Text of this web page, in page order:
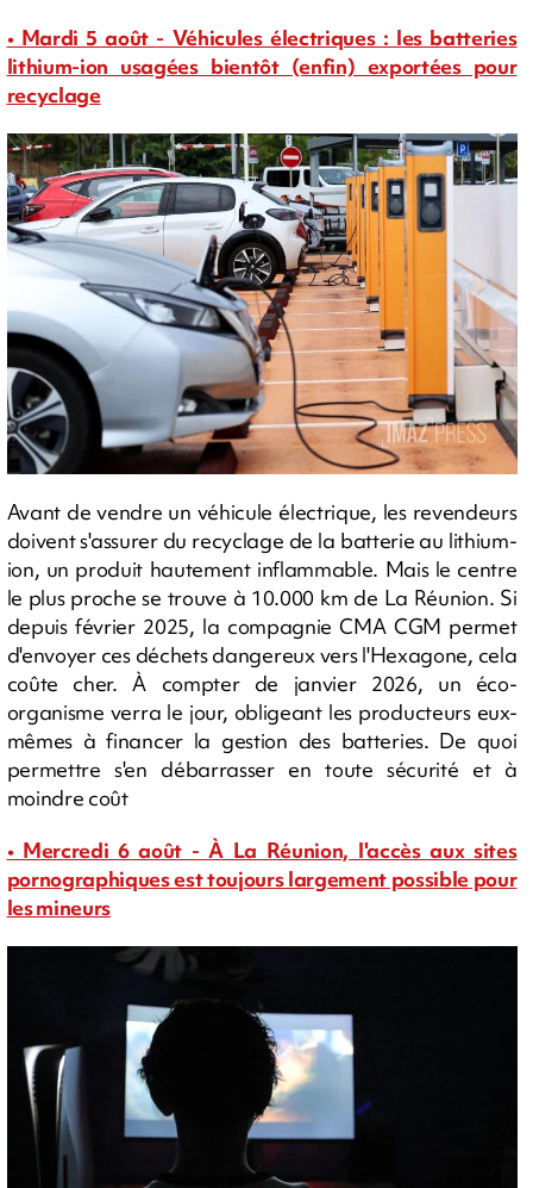
• Mardi 5 août - Véhicules électriques : les batteries
lithium-ion usagées bientôt (enfin) exportées pour
recyclage
Avant de vendre un véhicule électrique, les revendeurs
doivent s'assurer du recyclage de la batterie au lithium-
ion, un produit hautement inflammable. Mais le centre
le plus proche se trouve à 10.000 km de La Réunion. Si
depuis février 2025, la compagnie CMA CGM permet
d'envoyer ces déchets dangereux vers l'Hexagone, cela
coûte cher. À compter de janvier 2026, un éco-
organisme verra le jour, obligeant les producteurs eux-
mêmes à financer la gestion des batteries. De quoi
permettre s'en débarrasser en toute sécurité et à
moindre coût
• Mercredi 6 août - À La Réunion, l'accès aux sites
pornographiques est toujours largement possible pour
les mineurs